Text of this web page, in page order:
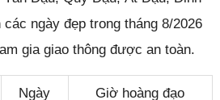
ngày đẹp trong tháng 8/2026
gia giao thông được an toàn.
Ngày Giờ hoàng đạo